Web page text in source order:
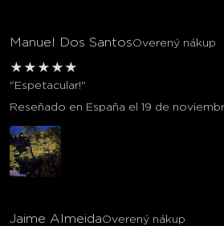
Manuel Dos SantosOverený nákup
★ ★ ★ ★ ★
"Espetacular!"
Reseñado en España el 19 de
Jaime AlmeidaOverený nákup